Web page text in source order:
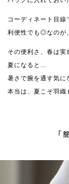
コーディネート目線
利便性でも◎なのが
その便利さ、春は実
夏になると...
暑さで腕を通す気に
本当は、夏こそ羽織
「